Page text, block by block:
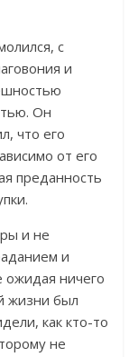
с
и
Он
что его
от его
преданность
и не
и
ожидая ничего
жизни был
как кто-то
не